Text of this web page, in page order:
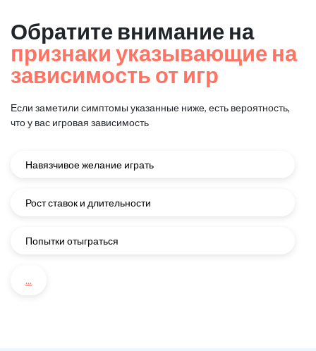
Обратите внимание на
признаки указывающие на
зависимость от игр
Если заметили симптомы указанные ниже, есть вероятность,
что у вас игровая зависимость
Навязчивое желание играть
Рост ставок и длительности
Попытки отыграться
...